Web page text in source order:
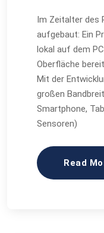
Im Zeitalter des
aufgebaut: Ein
lokal auf dem
Oberfläche
Mit der
großen
Smartphone,
Sensoren)
Read